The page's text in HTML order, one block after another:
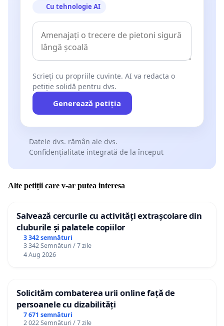
Cu tehnologie AI
Scrieți cu propriile cuvinte. AI va redacta o
petiție solidă pentru dvs.
Generează petiția
Datele dvs. rămân ale dvs.
Confidențialitate integrată de la început
Alte petiții care v-ar putea interesa
Salvează cercurile cu activități extrașcolare din
cluburile și palatele copiilor
3 342 semnături
3 342 Semnături / 7 zile
4 Aug 2026
Solicităm combaterea urii online față de
persoanele cu dizabilități
7 671 semnături
2 022 Semnături / 7 zile